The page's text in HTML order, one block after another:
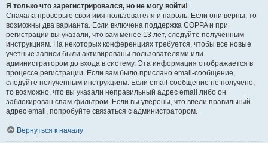
Я только что зарегистрировался, но не могу войти!
Сначала проверьте свои имя пользователя и пароль. Если они верны, то
возможны два варианта. Если включена поддержка COPPA и при
регистрации вы указали, что вам менее 13 лет, следуйте полученным
инструкциям. На некоторых конференциях требуется, чтобы все новые
учётные записи были активированы пользователями или
администратором до входа в систему. Эта информация отображается в
процессе регистрации. Если вам было прислано email-сообщение,
следуйте полученным инструкциям. Если email-сообщение не получено,
то возможно, что вы указали неправильный адрес email либо он
заблокирован спам-фильтром. Если вы уверены, что ввели правильный
адрес email, попробуйте связаться с администратором.
Вернуться к началу